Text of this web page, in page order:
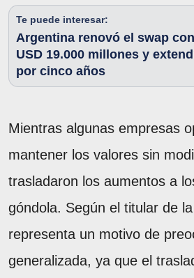
Te puede interesar:
Argentina renovó el swap
USD 19.000 millones y
por cinco años
Mientras algunas empresas
mantener los valores sin
trasladaron los aumentos a
góndola. Según el titular de
representa un motivo de
generalizada, ya que el